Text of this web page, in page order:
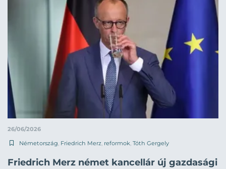
26/06/2026
Németország, Friedrich Merz, reformok, Tóth Gergely
Friedrich Merz német kancellár új gazdasági